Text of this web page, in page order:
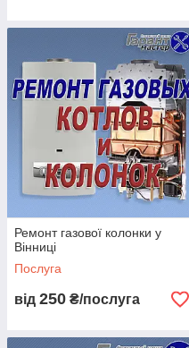
Ремонт газової колонки у
Вінниці
Послуга
від 250 ₴/послуга